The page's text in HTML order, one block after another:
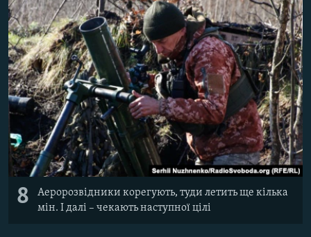
8
Аеророзвідники корегують, туди летить ще кілька
мін. І далі – чекають наступної цілі